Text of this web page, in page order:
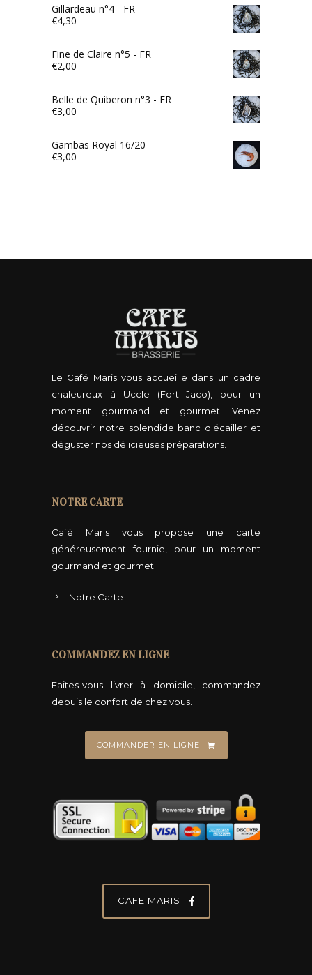
Gillardeau n°4 - FR
€4,30
Fine de Claire n°5 - FR
€2,00
Belle de Quiberon n°3 - FR
€3,00
Gambas Royal 16/20
€3,00
Le Café Maris vous accueille dans un cadre
chaleureux à Uccle (Fort Jaco), pour un
moment gourmand et gourmet. Venez
découvrir notre splendide banc d'écailler et
déguster nos délicieuses préparations.
NOTRE CARTE
Café Maris vous propose une carte
généreusement fournie, pour un moment
gourmand et gourmet.
Notre Carte
COMMANDEZ EN LIGNE
Faites-vous livrer à domicile, commandez
depuis le confort de chez vous.
COMMANDER EN LIGNE
CAFE MARIS